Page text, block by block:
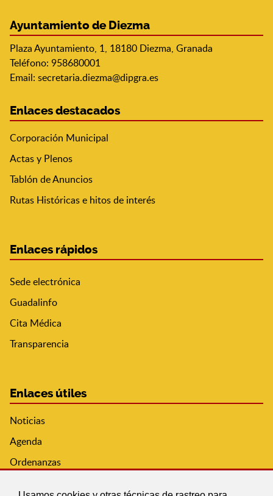
Ayuntamiento de Diezma
Plaza Ayuntamiento, 1, 18180 Diezma, Granada
Teléfono: 958680001
Email: secretaria.diezma@dipgra.es
Enlaces destacados
Corporación Municipal
Actas y Plenos
Tablón de Anuncios
Rutas Históricas e hitos de interés
Enlaces rápidos
Sede electrónica
Guadalinfo
Cita Médica
Transparencia
Enlaces útiles
Noticias
Agenda
Ordenanzas